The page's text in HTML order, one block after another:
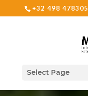
+32 498 478305
Select Page